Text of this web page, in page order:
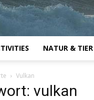
NATUR & TIER
Vulkan
vulkan